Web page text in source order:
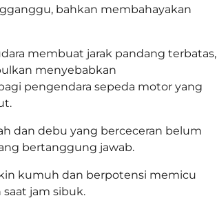
bahkan membahayakan
membuat jarak pandang terbatas,
menyebabkan
pengendara sepeda motor yang
dan debu yang berceceran belum
bertanggung jawab.
kumuh dan berpotensi memicu
jam sibuk.